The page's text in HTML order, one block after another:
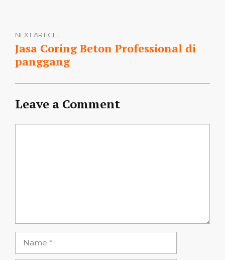
NEXT ARTICLE
Jasa Coring Beton Professional di
panggang
Leave a Comment